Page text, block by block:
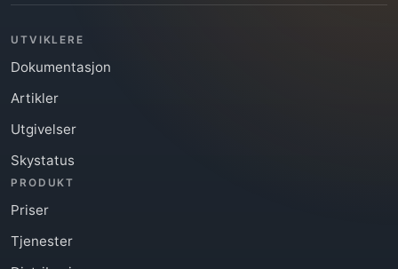
UTVIKLERE
Dokumentasjon
Artikler
Utgivelser
Skystatus
PRODUKT
Priser
Tjenester